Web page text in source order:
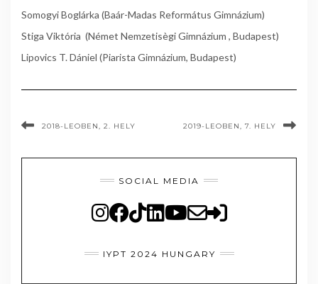
Somogyi Boglárka (Baár-Madas Református Gimnázium)
Stiga Viktória (Német Nemzetisègi Gimnázium , Budapest)
Lipovics T. Dániel (Piarista Gimnázium, Budapest)
2018-LEOBEN, 2. HELY 2019-LEOBEN, 7. HELY
SOCIAL MEDIA
IYPT 2024 HUNGARY